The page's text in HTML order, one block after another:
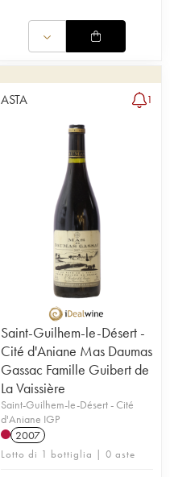
ASTA 1
Saint-Guilhem-le-Désert -
Cité d'Aniane Mas Daumas
Gassac Famille Guibert de
La Vaissière
Saint-Guilhem-le-Désert - Cité
d'Aniane IGP
2007
Lotto di 1 bottiglia | 0 aste